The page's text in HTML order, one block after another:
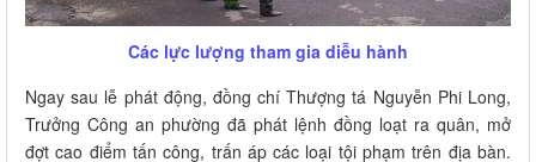
Các lực lượng tham gia diễu hành
Ngay sau lễ phát động, đồng chí Thượng tá Nguyễn Phi Long,
Trưởng Công an phường đã phát lệnh đồng loạt ra quân, mở
đợt cao điểm tấn công, trấn áp các loại tội phạm trên địa bàn.